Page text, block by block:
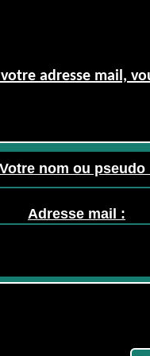
adresse mail,
Votre nom ou pseudo
Adresse mail :